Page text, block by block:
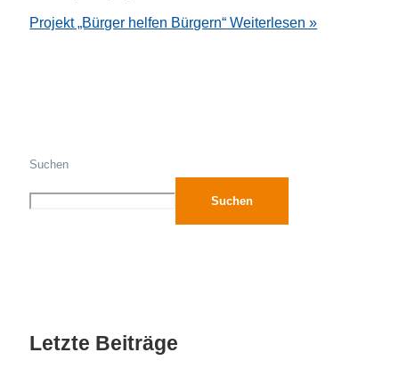
Projekt „Bürger helfen Bürgern“ Weiterlesen »
Suchen
Suchen
Letzte Beiträge